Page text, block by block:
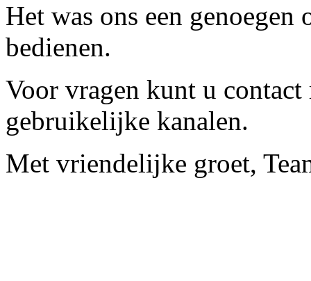
Het was ons een
bedienen.
Voor vragen kunt u contact
gebruikelijke kanalen.
Met vriendelijke groet,